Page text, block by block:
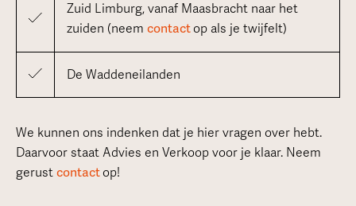
Zuid Limburg, vanaf Maasbracht naar het
zuiden (neem contact op als je twijfelt)
De Waddeneilanden
We kunnen ons indenken dat je hier vragen over hebt.
Daarvoor staat Advies en Verkoop voor je klaar. Neem
gerust contact op!